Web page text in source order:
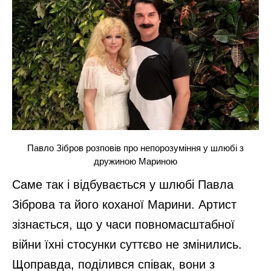
Павло Зібров розповів про непорозуміння у шлюбі з
дружиною Мариною
Саме так і відбувається у шлюбі Павла
Зіброва та його коханої Марини. Артист
зізнається, що у часи повномасштабної
війни їхні стосунки суттєво не змінились.
Щоправда, поділився співак, вони з